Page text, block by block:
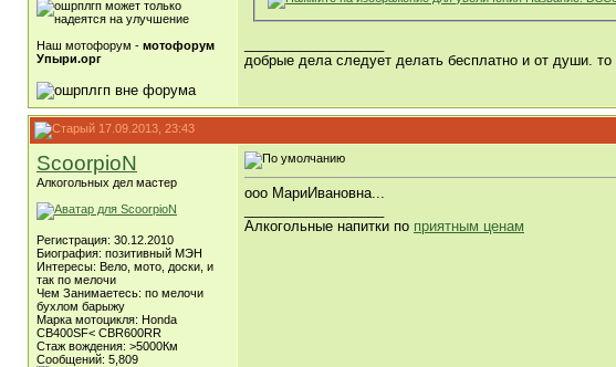
Наш мотофорум - мотофорум
Упыри.орг
добрые дела следует делать бесплатно и от души.
17.09.2013, 23:43
ScoorpioN
Алкогольных дел мастер
Регистрация: 30.12.2010
Биография: позитивный МЭН
Интересы: Вело, мото, доски, и
так по мелочи
Чем Занимаетесь: по мелочи
бухлом барыжу
Марка мотоцикля: Honda
CB400SF< CBR600RR
Стаж вождения: >5000Км
Сообщений: 5,809
ооо МариИвановна...
Алкогольные напитки по приятным ценам